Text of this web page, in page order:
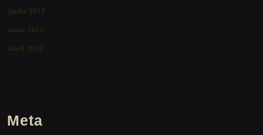
junho 2013
maio 2013
abril 2013
Meta